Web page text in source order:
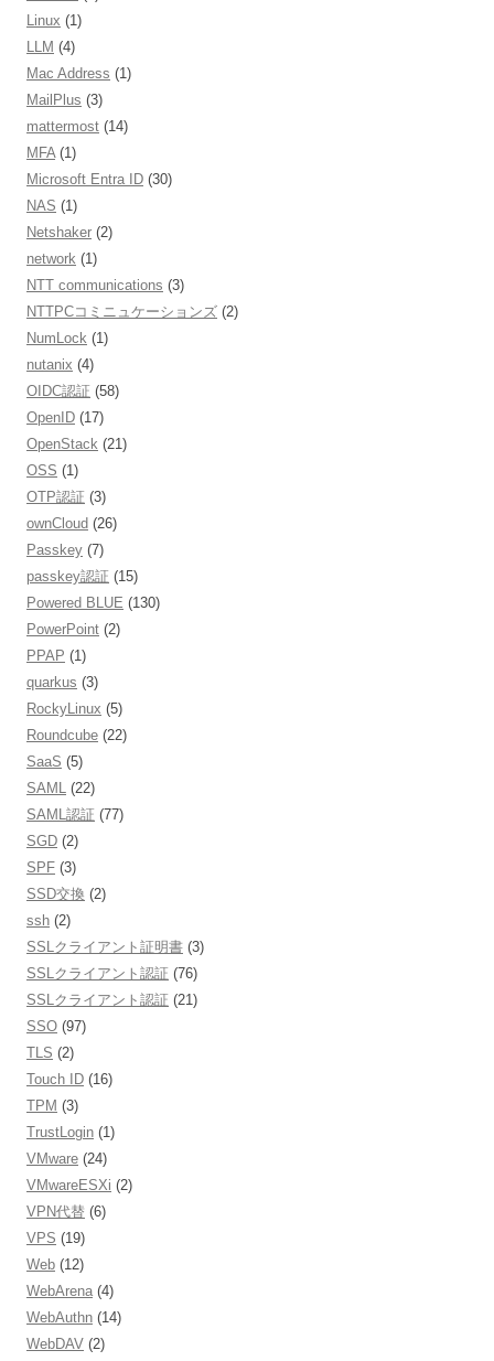
Linux (1)
LLM (4)
Mac Address (1)
MailPlus (3)
mattermost (14)
MFA(1)
Microsoft Entra ID (30)
NAS (1)
Netshaker (2)
network (1)
NTT communications (3)
NTTPCコミニュケーションズ (2)
NumLock (1)
nutanix (4)
OIDC認証 (58)
OpenID (17)
OpenStack (21)
OSS (1)
OTP認証 (3)
ownCloud (26)
Passkey (7)
passkey認証 (15)
Powered BLUE (130)
PowerPoint (2)
PPAP (1)
quarkus (3)
RockyLinux (5)
Roundcube (22)
SaaS (5)
SAML (22)
SAML認証 (77)
SGD (2)
SPF (3)
SSD交換 (2)
ssh (2)
SSLクライアント証明書 (3)
SSLクライアント認証 (76)
SSLクライアント認証 (21)
SSO (97)
TLS (2)
Touch ID (16)
TPM (3)
TrustLogin (1)
VMware (24)
VMwareESXi (2)
VPN代替 (6)
VPS (19)
Web (12)
WebArena (4)
WebAuthn (14)
WebDAV (2)